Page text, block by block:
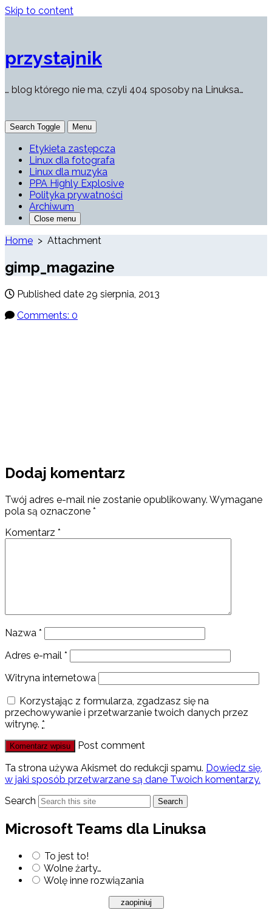
Skip to content
przystajnik
… blog którego nie ma, czyli 404 sposoby na Linuksa…
Search Toggle Menu
Etykieta zastępcza
Linux dla fotografa
Linux dla muzyka
PPA Highly Explosive
Polityka prywatności
Archiwum
Close menu
Home > Attachment
gimp_magazine
Published date 29 sierpnia, 2013
Comments: 0
Dodaj komentarz
Twój adres e-mail nie zostanie opublikowany. Wymagane
pola są oznaczone *
Komentarz *
Nazwa *
Adres e-mail *
Witryna internetowa
Korzystając z formularza, zgadzasz się na
przechowywanie i przetwarzanie twoich danych przez
witrynę. *
Post comment
Ta strona używa Akismet do redukcji spamu. Dowiedz się,
w jaki sposób przetwarzane są dane Twoich komentarzy.
Search
Search
Microsoft Teams dla Linuksa
To jest to!
Wolne żarty…
Wolę inne rozwiązania